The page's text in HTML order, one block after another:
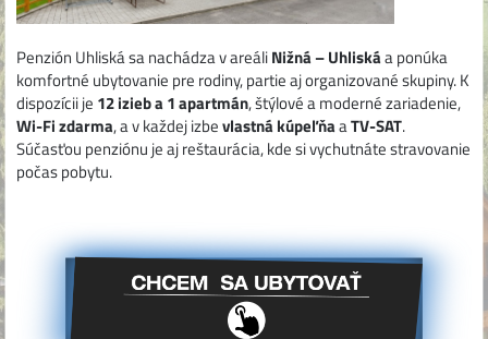
Penzión Uhliská sa nachádza v areáliNižná – Uhliskáa ponúka
komfortné ubytovanie pre rodiny, partie aj organizované skupiny. K
dispozícii je 12 izieb a 1 apartmán, štýlové a moderné zariadenie,
Wi-Fi zdarma, a v každej izbevlastná kúpeľňaaTV-SAT.
Súčasťou penziónu je aj reštaurácia, kde si vychutnáte stravovanie
počas pobytu.